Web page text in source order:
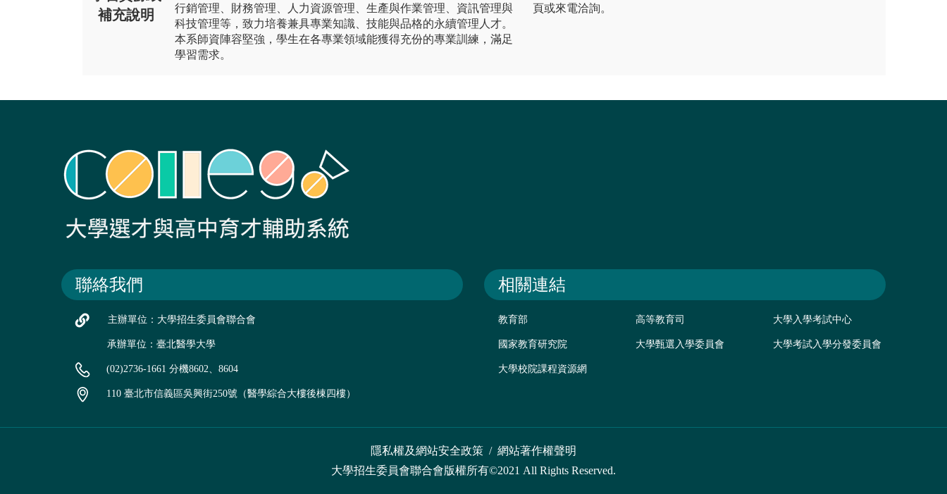
補充說明
行銷管理、財務管理、人力資源管理、生產與作業管理、資訊管理與
科技管理等，致力培養兼具專業知識、技能與品格的永續管理人才。
本系師資陣容堅強，學生在各專業領域能獲得充份的專業訓練，滿足
學習需求。
頁或來電洽詢。
聯絡我們
主辦單位：大學招生委員會聯合會
承辦單位：臺北醫學大學
(02)2736-1661 分機8602、8604
110 臺北市信義區吳興街250號（醫學綜合大樓後棟四樓）
相關連結
教育部 高等教育司 大學入學考試中心
國家教育研究院 大學甄選入學委員會 大學考試入學分發委員會
大學校院課程資源網
隱私權及網站安全政策 / 網站著作權聲明
大學招生委員會聯合會版權所有©2021 All Rights Reserved.